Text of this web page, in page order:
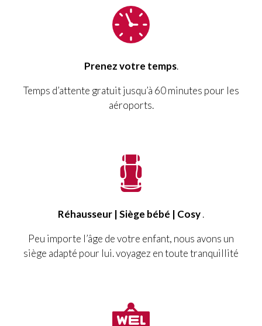
Prenez votre temps.
Temps d’attente gratuit jusqu’à 60 minutes pour les
aéroports.
Réhausseur | Siège bébé | Cosy.
Peu importe l’âge de votre enfant, nous avons un
siège adapté pour lui. voyagez en toute tranquillité